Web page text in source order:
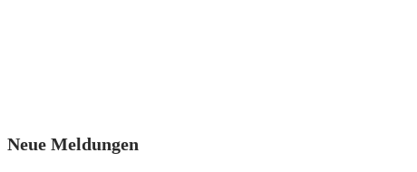
Neue Meldungen